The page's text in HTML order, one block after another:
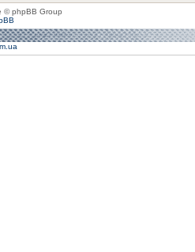
© phpBB Group